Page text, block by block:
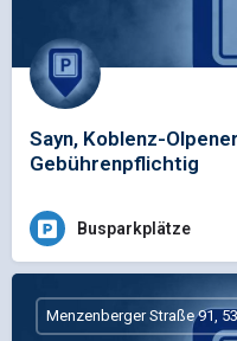
Sayn, Koblenz-
Gebührenpflichtig
Busparkplätze
Menzenberger Straße 91,